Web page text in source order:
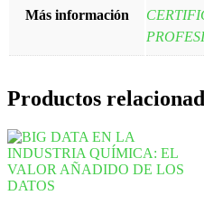
Más información
Productos